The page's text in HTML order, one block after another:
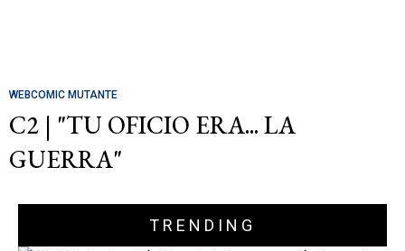
WEBCOMIC MUTANTE
C2 | "TU OFICIO ERA... LA
GUERRA"
TRENDING